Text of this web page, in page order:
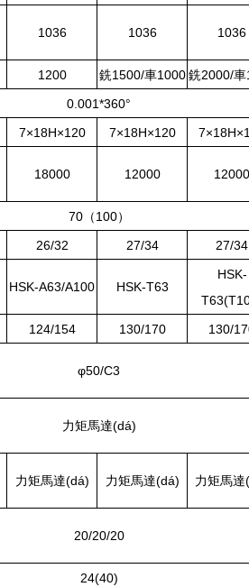
1036 1036 1036
1200 銑1500/車1000 銑2000/
0.001*360°
7×18H×120 7×18H×120
18000 12000 12000
70（100）
26/32 27/34 27/34
HSK-A63/A100 HSK-T63
HSK-
124/154 130/170 130/
φ50/C3
力矩馬達(dá)
力矩馬達(dá) 力矩馬達(dá) 力矩馬達
20/20/20
24(40)